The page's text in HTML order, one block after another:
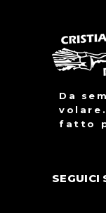
Da
fatto
SEGUICI